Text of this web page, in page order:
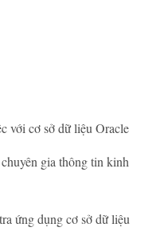
với cơ sở dữ liệu Oracle
gia thông tin kinh
ứng dụng cơ sở dữ liệu